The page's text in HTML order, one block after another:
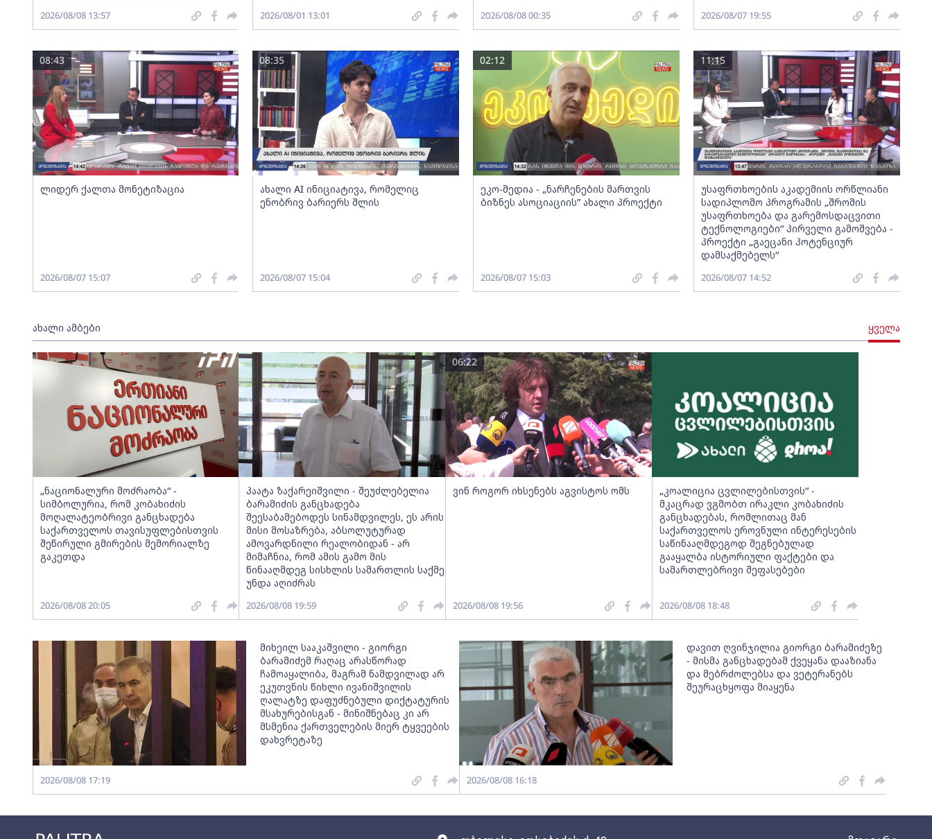
2026/08/08 13:57 2026/08/01 13:01 2026/08/08 00:35 2026/08/07 19:55
ლიდერ ქალთა მონეტიზაცია
08:43
2026/08/07 15:07
ახალი AI ინიციატივა, რომელიც
ენობრივ ბარიერს შლის
08:35
2026/08/07 15:04
ეკო-მედია - „ნარჩენების მართვის
ბიზნეს ასოციაციის” ახალი პროექტი
02:12
2026/08/07 15:03
უსაფრთხოების აკადემიის ორწლიანი
სადიპლომო პროგრამის „შრომის
უსაფრთხოება და გარემოსდაცვითი
ტექნოლოგიები“ პირველი გამოშვება -
პროექტი „გაეცანი პოტენციურ
დამსაქმებელს“
11:15
2026/08/07 14:52
ახალი ამბები ყველა
„ნაციონალური მოძრაობა“ -
სიმბოლურია, რომ კობახიძის
მოღალატეობრივი განცხადება
საქართველოს თავისუფლებისთვის
შეწირული გმირების მემორიალზე
გაკეთდა
2026/08/08 20:05
პაატა ზაქარეიშვილი - შეუძლებელია
ბარამიძის განცხადება
შეესაბამებოდეს სინამდვილეს, ეს არის
მისი მოსაზრება, აბსოლუტურად
ამოვარდნილი რეალობიდან - არ
მიმაჩნია, რომ ამის გამო მის
წინააღმდეგ სისხლის სამართლის საქმე
უნდა აღიძრას
2026/08/08 19:59
ვინ როგორ იხსენებს აგვისტოს ომს
06:22
2026/08/08 19:56
„კოალიცია ცვლილებისთვის“ -
მკაცრად ვგმობთ ირაკლი კობახიძის
განცხადებას, რომლითაც მან
საქართველოს ეროვნული ინტერესების
საწინააღმდეგოდ შეგნებულად
გააყალბა ისტორიული ფაქტები და
სამართლებრივი შეფასებები
2026/08/08 18:48
მიხეილ სააკაშვილი - გიორგი
ბარამიძემ რაღაც არასწორად
ჩამოაყალიბა, მაგრამ ნამდვილად არ
ეკუთვნის წიხლი ივანიშვილის
ღალატზე დაფუძნებული დიქტატურის
მსახურებისგან - მინიშნებაც კი არ
მსმენია ქართველების მიერ ტყვეების
დახვრეტაზე
2026/08/08 17:19
დავით ღვინჯილია გიორგი ბარამიძეზე
- მისმა განცხადებამ ქვეყანა დააზიანა
და მებრძოლებსა და ვეტერანებს
შეურაცხყოფა მიაყენა
2026/08/08 16:18